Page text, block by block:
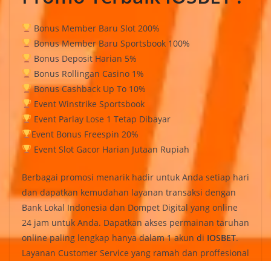
Bonus Member Baru Slot 200%
Bonus Member Baru Sportsbook 100%
Bonus Deposit Harian 5%
Bonus Rollingan Casino 1%
Bonus Cashback Up To 10%
Event Winstrike Sportsbook
Event Parlay Lose 1 Tetap Dibayar
Event Bonus Freespin 20%
Event Slot Gacor Harian Jutaan Rupiah
Berbagai promosi menarik hadir untuk Anda setiap hari
dan dapatkan kemudahan layanan transaksi dengan
Bank Lokal Indonesia dan Dompet Digital yang online
24 jam untuk Anda. Dapatkan akses permainan taruhan
online paling lengkap hanya dalam 1 akun di IOSBET.
Layanan Customer Service yang ramah dan proffesional